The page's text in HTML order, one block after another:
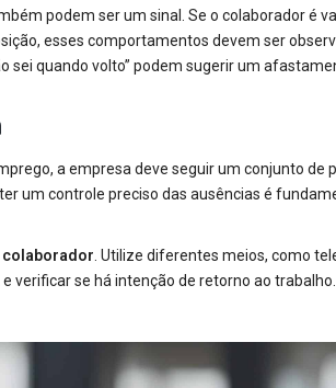
podem ser um sinal. Se o colaborador é
esses comportamentos devem ser
sei quando volto” podem sugerir um
a empresa deve seguir um conjunto de
um controle preciso das ausências é
. Utilize diferentes meios, como
verificar se há intenção de retorno ao trabalho.